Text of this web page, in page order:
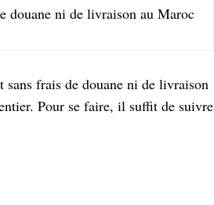
douane ni de livraison au Maroc
frais de douane ni de livraison
Pour se faire, il suffit de suivre